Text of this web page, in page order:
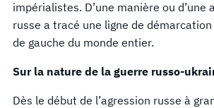
impérialistes. D’une manière ou d’une
russe a tracé une ligne de
de gauche du monde entier.
Sur la nature de la guerre russo-
Dès le début de l’agression russe à